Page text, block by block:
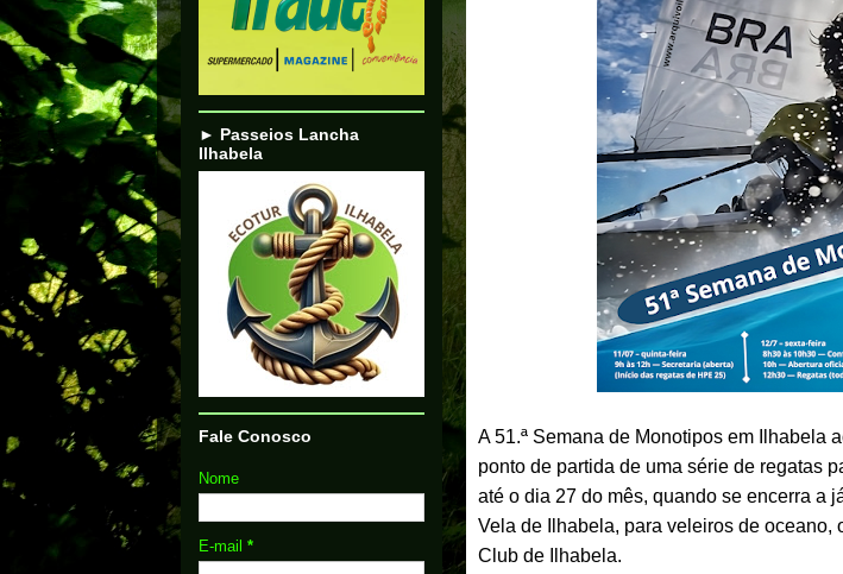
A 51.ª Semana de Monotipos em Ilhabela
ponto de partida de uma série de regatas
até o dia 27 do mês, quando se encerra a
Vela de Ilhabela, para veleiros de oceano,
Club de Ilhabela.
► Passeios Lancha
Ilhabela
Fale Conosco
Nome
E-mail *